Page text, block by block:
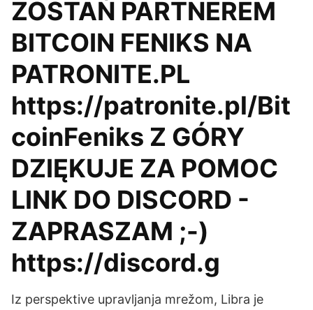
ZOSTAŃ PARTNEREM
BITCOIN FENIKS NA
PATRONITE.PL
https://patronite.pl/Bit
coinFeniks Z GÓRY
DZIĘKUJE ZA POMOC
LINK DO DISCORD -
ZAPRASZAM ;-)
https://discord.g
Iz perspektive upravljanja mrežom, Libra je